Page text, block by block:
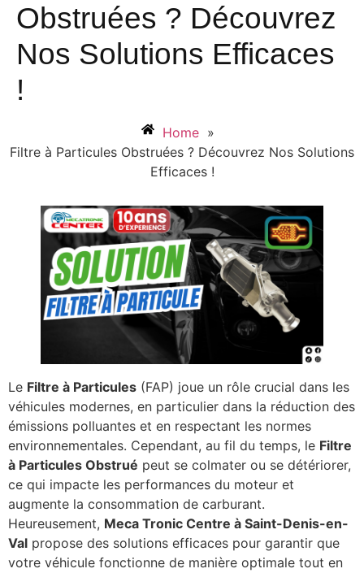
Obstruées ? Découvrez
Nos Solutions Efficaces
!
Home »
Filtre à Particules Obstruées ? Découvrez Nos Solutions
Efficaces !
Le Filtre à Particules (FAP) joue un rôle crucial dans les
véhicules modernes, en particulier dans la réduction des
émissions polluantes et en respectant les normes
environnementales. Cependant, au fil du temps, le Filtre
à Particules Obstrué peut se colmater ou se détériorer,
ce qui impacte les performances du moteur et
augmente la consommation de carburant.
Heureusement, Meca Tronic Centre à Saint-Denis-en-
Val propose des solutions efficaces pour garantir que
votre véhicule fonctionne de manière optimale tout en